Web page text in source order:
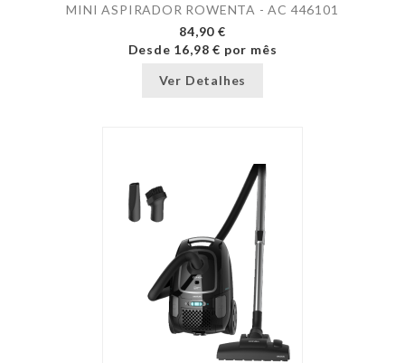
MINI ASPIRADOR ROWENTA - AC 446101
84,90 €
Desde 16,98 € por mês
Ver Detalhes